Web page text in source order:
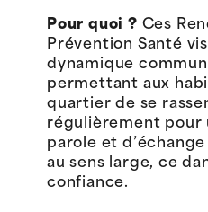
Pour quoi ? Ces
Prévention Santé
dynamique
permettant aux
quartier de se
régulièrement pour
parole et
au sens large, ce
confiance.